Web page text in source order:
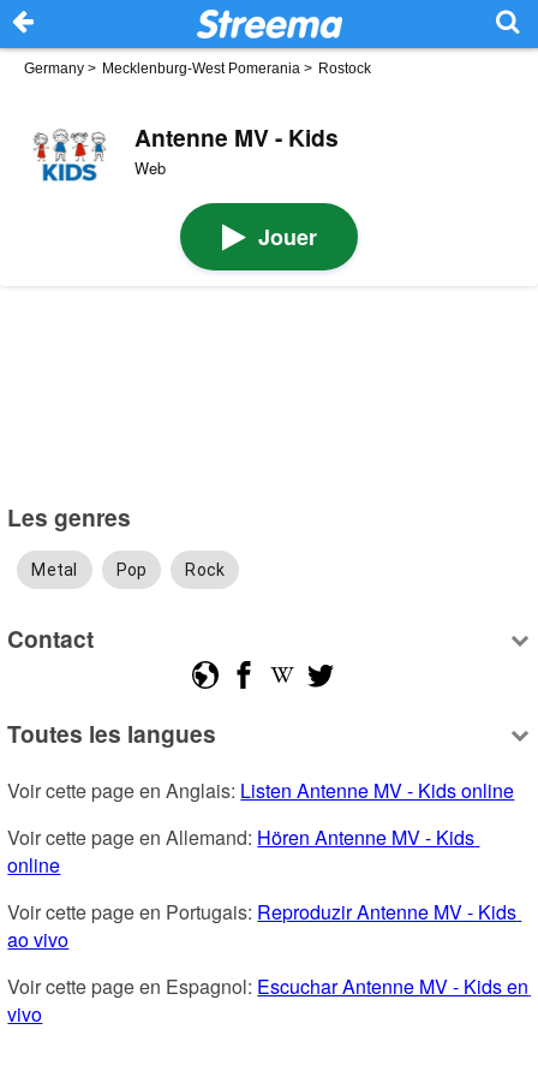
Germany > Mecklenburg-West Pomerania > Rostock
Antenne MV - Kids
Web
Jouer
Les genres
Metal Pop Rock
Contact
Toutes les langues
Voir cette page en Anglais: Listen Antenne MV - Kids online
Voir cette page en Allemand: Hören Antenne MV - Kids
online
Voir cette page en Portugais: Reproduzir Antenne MV - Kids
ao vivo
Voir cette page en Espagnol: Escuchar Antenne MV - Kids en
vivo